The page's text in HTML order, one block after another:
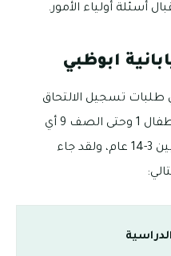
أسئلة أولياء الأمور.
ابوظبي
طلبات تسجيل الالتحاق
للطلاب بداية من مرحلة رياض الأطفال 1 وحتى الصف 9 أي
للطلاب الذين تتراوح أعمارهم ما بين 3-14 عام، ولقد جاء